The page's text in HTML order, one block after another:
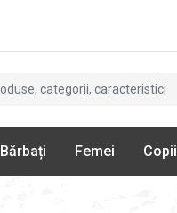
Bărbați Femei Copii